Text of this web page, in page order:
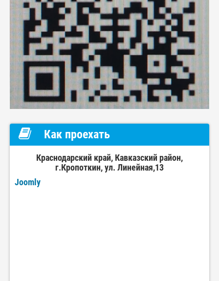
Как проехать
Краснодарский край, Кавказский район,
г.Кропоткин, ул. Линейная,13
Joomly